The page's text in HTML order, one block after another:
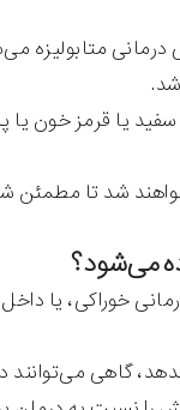
متابولیزه
یا قرمز خون
شد تا
یا داخل
گاهی